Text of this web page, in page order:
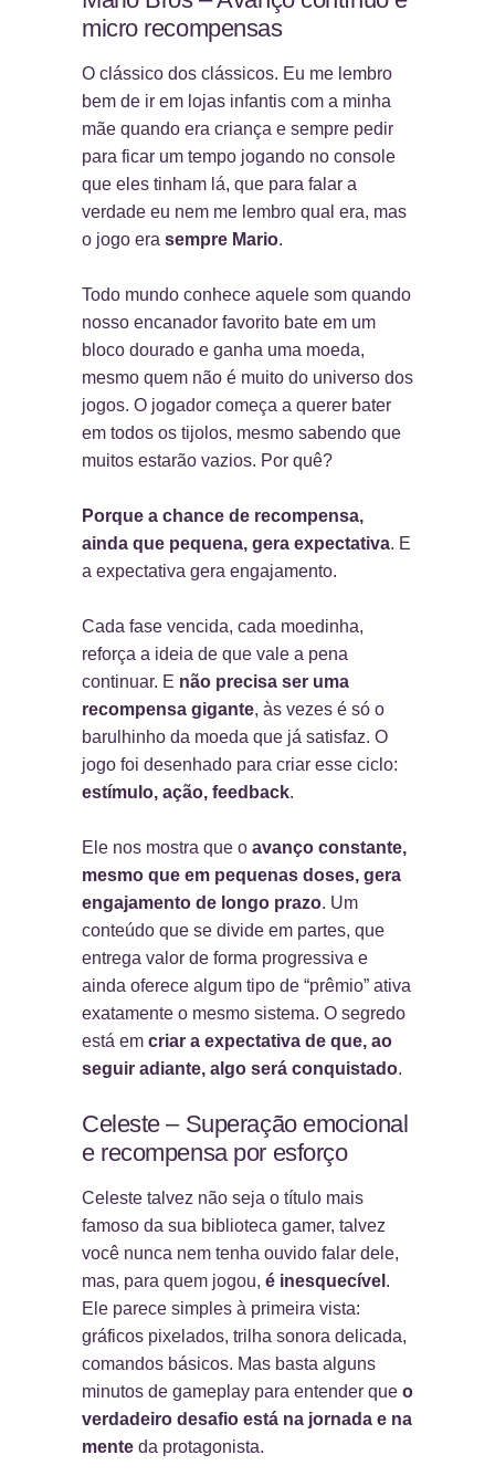
micro recompensas
O clássico dos clássicos. Eu me lembro
bem de ir em lojas infantis com a minha
mãe quando era criança e sempre pedir
para ficar um tempo jogando no console
que eles tinham lá, que para falar a
verdade eu nem me lembro qual era, mas
o jogo era sempre Mario.
Todo mundo conhece aquele som quando
nosso encanador favorito bate em um
bloco dourado e ganha uma moeda,
mesmo quem não é muito do universo dos
jogos. O jogador começa a querer bater
em todos os tijolos, mesmo sabendo que
muitos estarão vazios. Por quê?
Porque a chance de recompensa,
ainda que pequena, gera expectativa. E
a expectativa gera engajamento.
Cada fase vencida, cada moedinha,
reforça a ideia de que vale a pena
continuar. E não precisa ser uma
recompensa gigante, às vezes é só o
barulhinho da moeda que já satisfaz. O
jogo foi desenhado para criar esse ciclo:
estímulo, ação, feedback.
Ele nos mostra que o avanço constante,
mesmo que em pequenas doses, gera
engajamento de longo prazo. Um
conteúdo que se divide em partes, que
entrega valor de forma progressiva e
ainda oferece algum tipo de “prêmio” ativa
exatamente o mesmo sistema. O segredo
está em criar a expectativa de que, ao
seguir adiante, algo será conquistado.
Celeste – Superação emocional
e recompensa por esforço
Celeste talvez não seja o título mais
famoso da sua biblioteca gamer, talvez
você nunca nem tenha ouvido falar dele,
mas, para quem jogou, é inesquecível .
Ele parece simples à primeira vista:
gráficos pixelados, trilha sonora delicada,
comandos básicos. Mas basta alguns
minutos de gameplay para entender que o
verdadeiro desafio está na jornada e na
mente da protagonista.